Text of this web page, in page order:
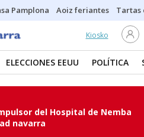
Pamplona Aoiz feriantes Tartas
Kiosko
ELECCIONES EEUU POLÍTICA
del Hospital de Nemba
navarra